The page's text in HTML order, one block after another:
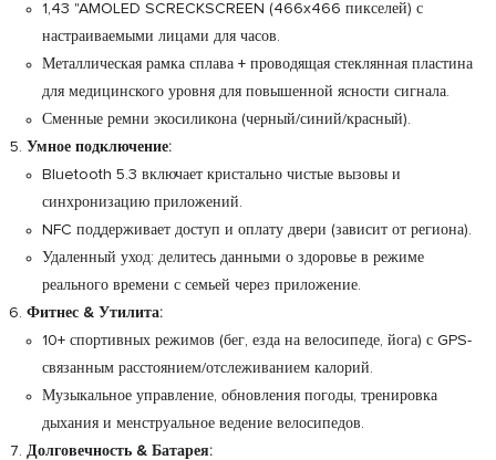
1,43 "AMOLED SCRECKSCREEN (466x466 пикселей) с
настраиваемыми лицами для часов.
Металлическая рамка сплава + проводящая стеклянная пластина
для медицинского уровня для повышенной ясности сигнала.
Сменные ремни экосиликона (черный/синий/красный).
Умное подключение:
Bluetooth 5.3 включает кристально чистые вызовы и
синхронизацию приложений.
NFC поддерживает доступ и оплату двери (зависит от региона).
Удаленный уход: делитесь данными о здоровье в режиме
реального времени с семьей через приложение.
Фитнес & Утилита:
10+ спортивных режимов (бег, езда на велосипеде, йога) с GPS-
связанным расстоянием/отслеживанием калорий.
Музыкальное управление, обновления погоды, тренировка
дыхания и менструальное ведение велосипедов.
Долговечность & Батарея: